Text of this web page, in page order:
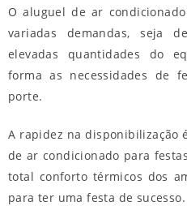
Oaluguel de ar
variadas demandas, seja
elevadas quantidades do
forma as necessidades de
porte.
A rapidez na
de ar condicionado para
total conforto térmicos dos
para ter uma festa de sucesso.